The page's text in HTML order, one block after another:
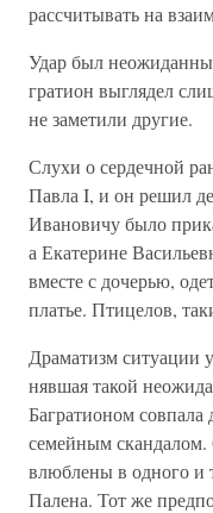
рассчи­тывать на
Удар был
гратион выглядел
не заметили другие.
Слухи о сердечной
Павла I, и он решил
Ивановичу было
а Екатерине
вместе с дочерью,
платье. Птицелов,
Драматизм ситуации
нявшая такой
Багратио­ном
семейным
влюблены в одного и
Палена. Тот же